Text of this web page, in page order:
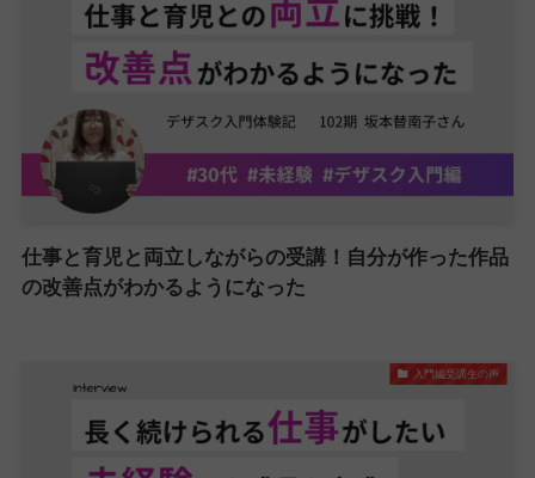
仕事と育児と両立しながらの受講！自分が作った作品
の改善点がわかるようになった
入門編受講生の声